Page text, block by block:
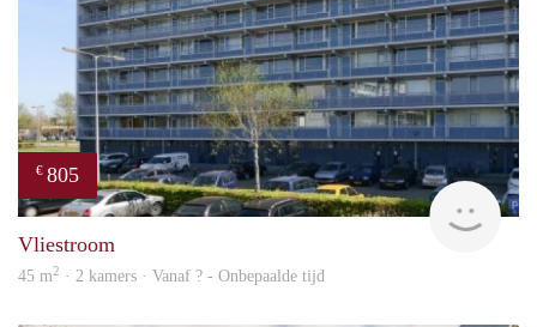
€ 805
Vliestroom
45 m2 · 2 kamers · Vanaf ? - Onbepaalde tijd